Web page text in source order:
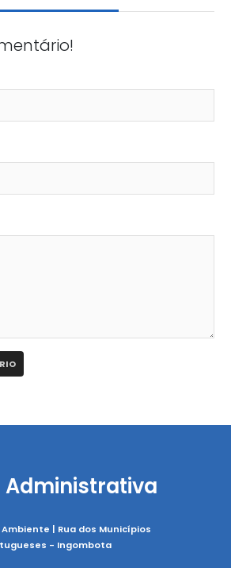
Administrativa
Ambiente | Rua dos Municípios
- Ingombota